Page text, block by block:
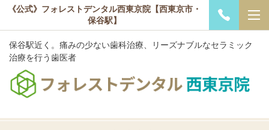
《公式》フォレストデンタル西東京院【西東京市・
保谷駅】
保谷駅近く。痛みの少ない歯科治療、リーズナブルなセラミック
治療を行う歯医者